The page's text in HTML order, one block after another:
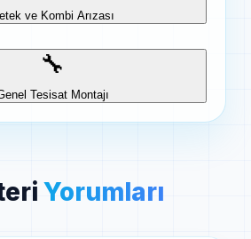
ve Kombi Arızası
🔧
Tesisat Montajı
Yorumları